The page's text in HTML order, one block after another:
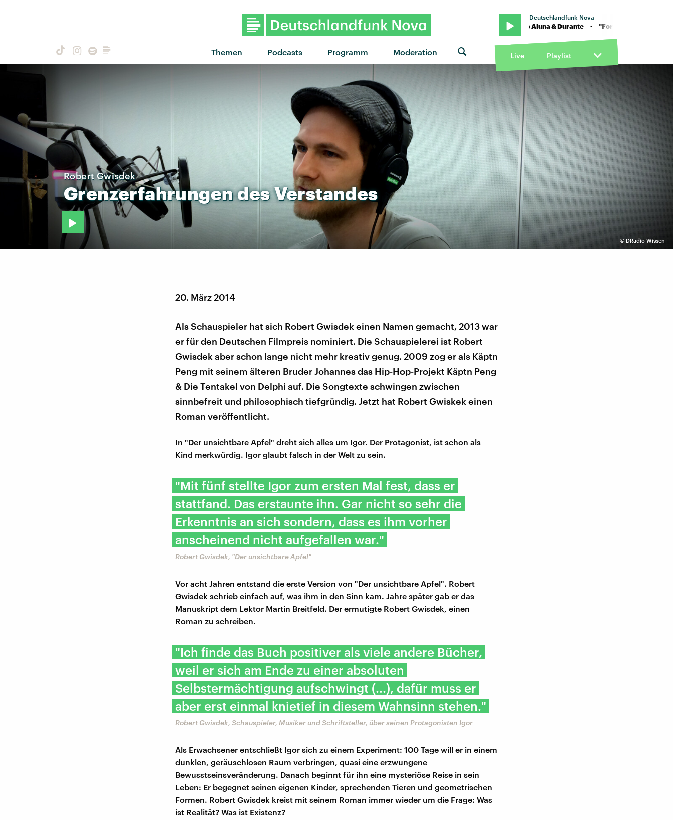
Themen Podcasts Programm Moderation
Deutschlandfunk Nova
"Forget about me - Nite Version" von Diplo Aluna & Durante · "Forget about me - Nite Version"
Live Playlist
© DRadio Wissen
Robert Gwisdek
GrenzerfahrungendesVerstandes
20. März 2014
Als Schauspieler hat sich Robert Gwisdek einen Namen gemacht, 2013 war
er für den Deutschen Filmpreis nominiert. Die Schauspielerei ist Robert
Gwisdek aber schon lange nicht mehr kreativ genug. 2009 zog er als Käptn
Peng mit seinem älteren Bruder Johannes das Hip-Hop-Projekt Käptn Peng
& Die Tentakel von Delphi auf. Die Songtexte schwingen zwischen
sinnbefreit und philosophisch tiefgründig. Jetzt hat Robert Gwiskek einen
Roman veröffentlicht.
In "Der unsichtbare Apfel" dreht sich alles um Igor. Der Protagonist, ist schon als
Kind merkwürdig. Igor glaubt falsch in der Welt zu sein.
"Mit fünf stellte Igor zum ersten Mal fest, dass er
stattfand. Das erstaunte ihn. Gar nicht so sehr die
Erkenntnis an sich sondern, dass es ihm vorher
anscheinend nicht aufgefallen war."
Robert Gwisdek, "Der unsichtbare Apfel"
Vor acht Jahren entstand die erste Version von "Der unsichtbare Apfel". Robert
Gwisdek schrieb einfach auf, was ihm in den Sinn kam. Jahre später gab er das
Manuskript dem Lektor Martin Breitfeld. Der ermutigte Robert Gwisdek, einen
Roman zu schreiben.
"Ich finde das Buch positiver als viele andere Bücher,
weil er sich am Ende zu einer absoluten
Selbstermächtigung aufschwingt (...), dafür muss er
aber erst einmal knietief in diesem Wahnsinn stehen."
Robert Gwisdek, Schauspieler, Musiker und Schriftsteller, über seinen Protagonisten Igor
Als Erwachsener entschließt Igor sich zu einem Experiment: 100 Tage will er in einem
dunklen, geräuschlosen Raum verbringen, quasi eine erzwungene
Bewusstseinsveränderung. Danach beginnt für ihn eine mysteriöse Reise in sein
Leben: Er begegnet seinen eigenen Kinder, sprechenden Tieren und geometrischen
Formen. Robert Gwisdek kreist mit seinem Roman immer wieder um die Frage: Was
ist Realität? Was ist Existenz?